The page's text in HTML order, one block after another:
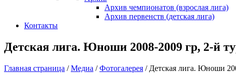
Архив чемпионатов (взрослая лига)
Архив первенств (детская лига)
Контакты
Детская лига. Юноши 2008-2009 гр, 2-й
Главная страница /Медиа /Фотогалерея / Детская лига. Юноши